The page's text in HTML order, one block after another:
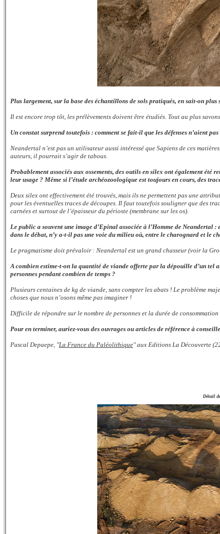
Plus largement, sur la base des échantillons de sols pratiqués, en sait-on
Il est encore trop tôt, les prélèvements doivent être étudiés. Tout au plus
Un constat surprend toutefois : comment se fait-il que les défenses n’aient
Neandertal n’est pas un utilisateur aussi intéressé que Sapiens de ces
auteurs, il pourrait s’agir de tabous.
Probablement associés aux ossements, des outils en silex ont également
leur usage ? Même si l’étude archéozoologique est toujours en cours, des
Deux silex ont effectivement été trouvés, mais ils ne permettent pas une
pour les éventuelles traces de découpes. Il faut toutefois souligner que des
carnées et surtout de l’épaisseur du périoste (membrane sur les os).
Le public a souvent une image d’Epinal associée à l’Homme de Neandertal
dans le débat, n’y a-t-il pas une voie du milieu où, entre le charognard et le
Le pragmatisme doit prévaloir : Neandertal est un grand chasseur (voir la
A combien estime-t-on la quantité de viande offerte par la dépouille d’un
personnes pendant combien de temps ?
Plusieurs centaines de kg de viande, sans compter les abats ! Le problème
choses que nous n’osons même pas imaginer !
Difficile de répondre sur le nombre de personnes et la durée de
Pour en terminer, auriez-vous des ouvrages ou articles de référence à
Pascal Depaepe, "La France du Paléolithique" aux Editions La Découverte
Détail